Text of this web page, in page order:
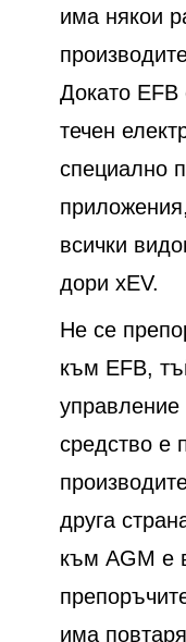
има някои
Докато EFB
течен
специално
всички
дори xEV.
Не се
към EFB,
управление
средство е
друга
към AGM е
има